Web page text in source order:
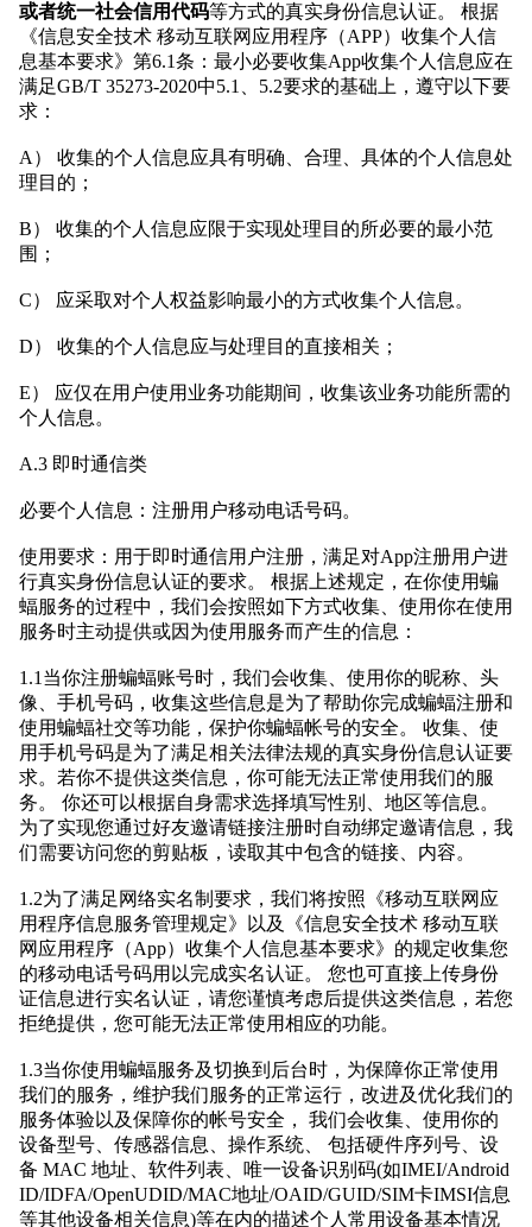
或者统一社会信用代码等方式的真实身份信息认证。 根据
《信息安全技术 移动互联网应用程序（APP）收集个人信
息基本要求》第6.1条：最小必要收集App收集个人信息应在
满足GB/T 35273-2020中5.1、5.2要求的基础上，遵守以下要
求：
A） 收集的个人信息应具有明确、合理、具体的个人信息处
理目的；
B） 收集的个人信息应限于实现处理目的所必要的最小范
围；
C） 应采取对个人权益影响最小的方式收集个人信息。
D） 收集的个人信息应与处理目的直接相关；
E） 应仅在用户使用业务功能期间，收集该业务功能所需的
个人信息。
A.3 即时通信类
必要个人信息：注册用户移动电话号码。
使用要求：用于即时通信用户注册，满足对App注册用户进
行真实身份信息认证的要求。 根据上述规定，在你使用蝙
蝠服务的过程中，我们会按照如下方式收集、使用你在使用
服务时主动提供或因为使用服务而产生的信息：
1.1当你注册蝙蝠账号时，我们会收集、使用你的昵称、头
像、手机号码，收集这些信息是为了帮助你完成蝙蝠注册和
使用蝙蝠社交等功能，保护你蝙蝠帐号的安全。 收集、使
用手机号码是为了满足相关法律法规的真实身份信息认证要
求。若你不提供这类信息，你可能无法正常使用我们的服
务。 你还可以根据自身需求选择填写性别、地区等信息。
为了实现您通过好友邀请链接注册时自动绑定邀请信息，我
们需要访问您的剪贴板，读取其中包含的链接、内容。
1.2为了满足网络实名制要求，我们将按照《移动互联网应
用程序信息服务管理规定》以及《信息安全技术 移动互联
网应用程序（App）收集个人信息基本要求》的规定收集您
的移动电话号码用以完成实名认证。 您也可直接上传身份
证信息进行实名认证，请您谨慎考虑后提供这类信息，若您
拒绝提供，您可能无法正常使用相应的功能。
1.3当你使用蝙蝠服务及切换到后台时，为保障你正常使用
我们的服务，维护我们服务的正常运行，改进及优化我们的
服务体验以及保障你的帐号安全， 我们会收集、使用你的
设备型号、传感器信息、操作系统、 包括硬件序列号、设
备 MAC 地址、软件列表、唯一设备识别码(如IMEI/Android
ID/IDFA/OpenUDID/MAC地址/OAID/GUID/SIM卡IMSI信息
等其他设备相关信息)等在内的描述个人常用设备基本情况